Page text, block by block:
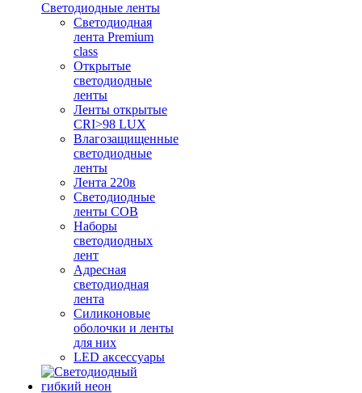
Светодиодные ленты
Светодиодная
лента Premium
class
Открытые
светодиодные
ленты
Ленты открытые
CRI>98 LUX
Влагозащищенные
светодиодные
ленты
Лента 220в
Светодиодные
ленты COB
Наборы
светодиодных
лент
Адресная
светодиодная
лента
Силиконовые
оболочки и ленты
для них
LED аксессуары